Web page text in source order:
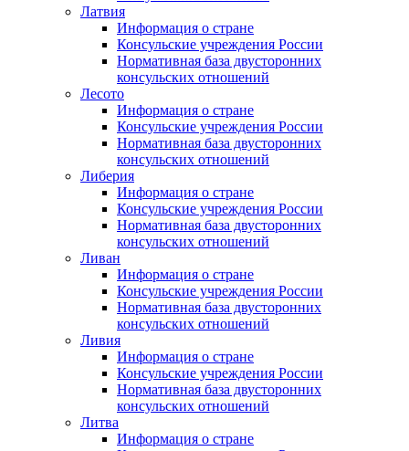
Латвия
Информация о стране
Консульские учреждения России
Нормативная база двусторонних
консульских отношений
Лесото
Информация о стране
Консульские учреждения России
Нормативная база двусторонних
консульских отношений
Либерия
Информация о стране
Консульские учреждения России
Нормативная база двусторонних
консульских отношений
Ливан
Информация о стране
Консульские учреждения России
Нормативная база двусторонних
консульских отношений
Ливия
Информация о стране
Консульские учреждения России
Нормативная база двусторонних
консульских отношений
Литва
Информация о стране